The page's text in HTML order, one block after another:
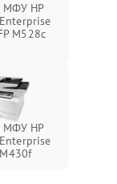
МФУ HP
M528c
МФУ HP